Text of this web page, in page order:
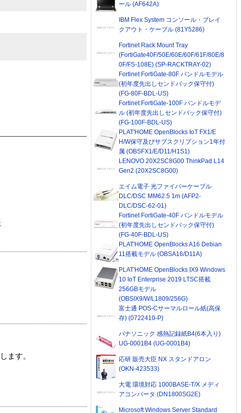
ます。
ール (AF642A)
IBM Flex System コンソール・ブレイ
クアウト・ケーブル (81Y5286)
Fortinet Rack Mount Tray
(FortiGate40F/50E/60E/60F/61F/80E/8
0F/FS-108E) (SP-RACKTRAY-02)
Fortinet FortiGate-80F バンドルモデル
(初年度先出しセンドバック保守付)
(FG-80F-BDL-US)
Fortinet FortiGate-100F バンドルモデ
ル (初年度先出しセンドバック保守付)
(FG-100F-BDL-US)
PLAT'HOME OpenBlocks IoT FX1/E
H/W保守及びサブスクリプション1年付
属 (OBSFX1/E/D11/H1S1)
LENOVO 20X2SC8G00 ThinkPad L14
Gen2 (20X2SC8G00)
エイム電子 光ファイバーケーブル
DLC/DSC MM62.5 1m (AFP2-
DLC/DSC-62-01)
Fortinet FortiGate-40F バンドルモデル
(初年度先出しセンドバック保守付)
(FG-40F-BDL-US)
PLAT'HOME OpenBlocks A16 Debian
11搭載モデル (OBSA16/D11A)
PLAT'HOME OpenBlocks IX9 Windows
10 IoT Enterprise 2019 LTSC搭載
256GBモデル
(OBSIX9/W/L1809/256G)
富士通 POS-Cサーマルロール紙(高保
存) (0722410-P)
パナソニック 感熱記録紙B4(6本入り)
UG-0001B4 (UG-0001B4)
応研 販売大臣 NX スタンドアロン
(OKN-423533)
大電 環境対応 1000BASE-T/X メディ
アコンバータ (DN1800SG2E)
Microsoft Windows Server Standard